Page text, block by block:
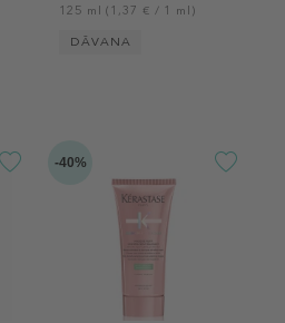
125 ml (1,37 € / 1 ml)
DĀVANA
-40%